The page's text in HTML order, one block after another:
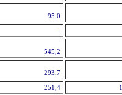
95,0
–
545,2
293,7
251,4